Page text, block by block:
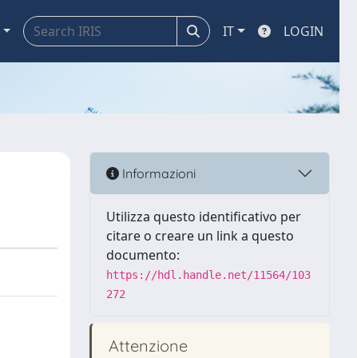
IT LOGIN
Informazioni
Utilizza questo identificativo per
citare o creare un link a questo
documento:
https://hdl.handle.net/11564/103
272
Attenzione